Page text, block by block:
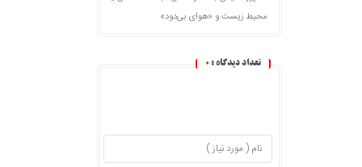
محیط زیست و «هوای بی‌دود»
تعداد دیدگاه : 0